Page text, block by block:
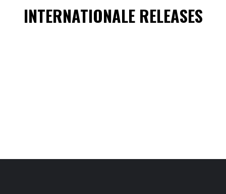
INTERNATIONALE RELEASES